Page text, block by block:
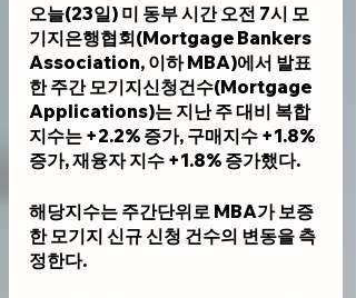
오늘(23일) 미 동부 시간 오전 7시 모
기지은행협회(Mortgage Bankers
Association, 이하 MBA)에서 발표
한 주간 모기지신청건수(Mortgage
Applications)는 지난 주 대비 복합
지수는 +2.2% 증가, 구매지수 +1.8%
증가, 재융자 지수 +1.8% 증가했다.
해당지수는 주간단위로 MBA가 보증
한 모기지 신규 신청 건수의 변동을 측
정한다.